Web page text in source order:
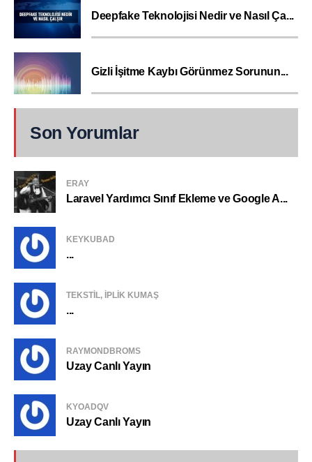
Deepfake Teknolojisi Nedir ve Nasıl Ça...
Gizli İşitme Kaybı Görünmez Sorunun...
Son Yorumlar
ERAY
Laravel Yardımcı Sınıf Ekleme ve Google A...
KEYKUBAD
...
TEKSTIL, IPLIK KUMAŞ
...
RAYMONDBROMS
Uzay Canlı Yayın
KYOADQV
Uzay Canlı Yayın